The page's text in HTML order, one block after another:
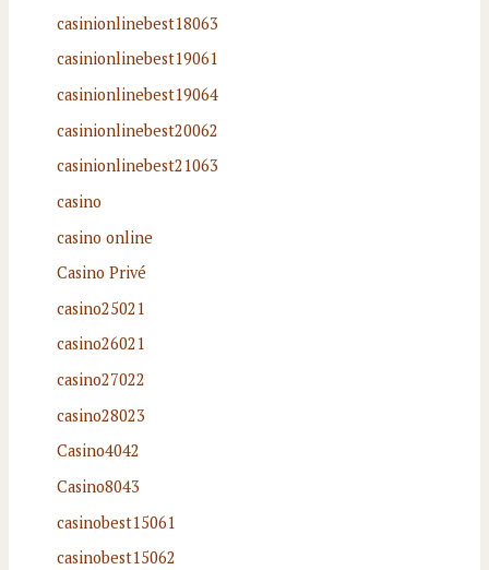
casinionlinebest18063
casinionlinebest19061
casinionlinebest19064
casinionlinebest20062
casinionlinebest21063
casino
casino online
Casino Privé
casino25021
casino26021
casino27022
casino28023
Casino4042
Casino8043
casinobest15061
casinobest15062